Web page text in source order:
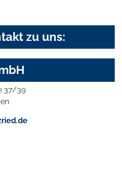
zu uns:
37/39